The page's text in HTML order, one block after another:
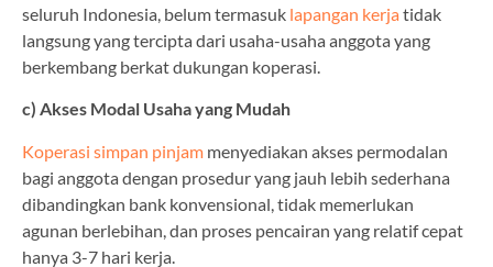
seluruh Indonesia, belum termasuk lapangan kerjatidak
langsung yang tercipta dari usaha-usaha anggota yang
berkembang berkat dukungan koperasi.
c) Akses Modal Usaha yang Mudah
Koperasi simpan pinjam menyediakan akses permodalan
bagi anggota dengan prosedur yang jauh lebih sederhana
dibandingkan bank konvensional, tidak memerlukan
agunan berlebihan, dan proses pencairan yang relatif cepat
hanya 3-7 hari kerja.